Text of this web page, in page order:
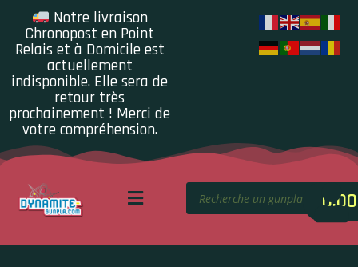
Notre livraison
Chronopost en Point
Relais et à Domicile est
actuellement
indisponible. Elle sera de
retour très
prochainement ! Merci de
votre compréhension.
0.00